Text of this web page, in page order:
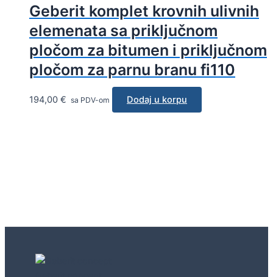
Geberit komplet krovnih ulivnih
elemenata sa priključnom
pločom za bitumen i priključnom
pločom za parnu branu fi110
194,00 € sa PDV-om Dodaj u korpu